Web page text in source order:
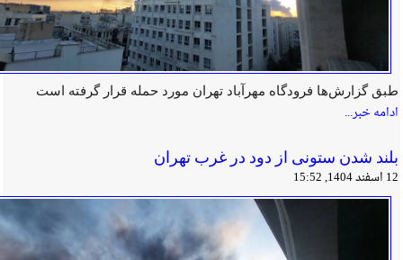
طبق گزارش‌ها فرودگاه مهرآباد تهران مورد حمله قرار گرفته است
ادامه خبر...
بلند شدن ستونی از دود در غرب تهران
12 اسفند 1404, 15:52